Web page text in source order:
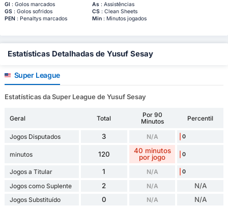
Gl : Golos marcados As: Assistências
GS: Golos sofridos CS: Clean Sheets
PEN: Penaltys marcados Min: Minutos jogados
Estatísticas Detalhadas de Yusuf Sesay
Super League
Estatísticas da Super League de Yusuf Sesay
Geral Total
Por 90
Minutos
Percentil
Jogos Disputados 3 N/A 0
minutos 120
40 minutos
por jogo
0
Jogos a Titular 1 N/A 0
Jogos como Suplente 2 N/A N/A
Jogos Substituído 0 N/A N/A